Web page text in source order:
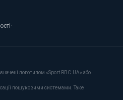
·
логотипом «Sport RBC.UA» або
пошуковими системами. Таке